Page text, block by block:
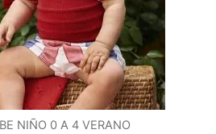
NIÑO 0 A 4 VERANO